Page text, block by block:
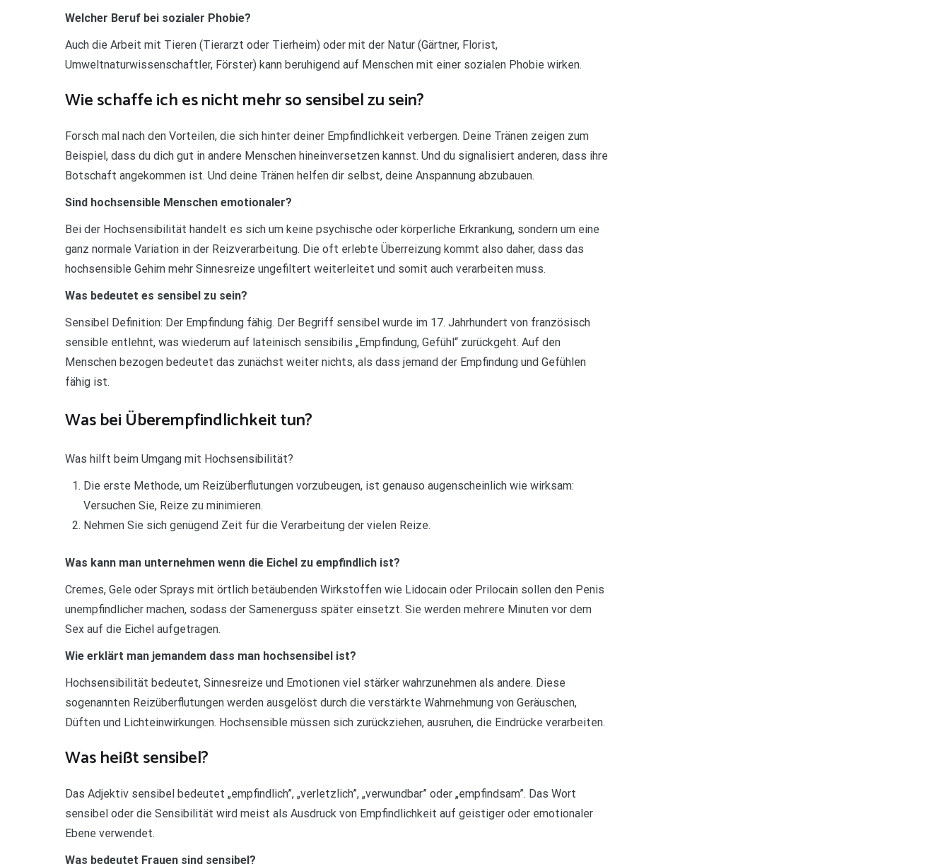
Welcher Beruf bei sozialer Phobie?
Auch die Arbeit mit Tieren (Tierarzt oder Tierheim) oder mit der Natur (Gärtner, Florist,
Umweltnaturwissenschaftler, Förster) kann beruhigend auf Menschen mit einer sozialen Phobie wirken.
Wie schaffe ich es nicht mehr so sensibel zu sein?
Forsch mal nach den Vorteilen, die sich hinter deiner Empfindlichkeit verbergen. Deine Tränen zeigen zum
Beispiel, dass du dich gut in andere Menschen hineinversetzen kannst. Und du signalisiert anderen, dass ihre
Botschaft angekommen ist. Und deine Tränen helfen dir selbst, deine Anspannung abzubauen.
Sind hochsensible Menschen emotionaler?
Bei der Hochsensibilität handelt es sich um keine psychische oder körperliche Erkrankung, sondern um eine
ganz normale Variation in der Reizverarbeitung. Die oft erlebte Überreizung kommt also daher, dass das
hochsensible Gehirn mehr Sinnesreize ungefiltert weiterleitet und somit auch verarbeiten muss.
Was bedeutet es sensibel zu sein?
Sensibel Definition: Der Empfindung fähig. Der Begriff sensibel wurde im 17. Jahrhundert von französisch
sensible entlehnt, was wiederum auf lateinisch sensibilis „Empfindung, Gefühl“ zurückgeht. Auf den
Menschen bezogen bedeutet das zunächst weiter nichts, als dass jemand der Empfindung und Gefühlen
fähig ist.
Was bei Überempfindlichkeit tun?
Was hilft beim Umgang mit Hochsensibilität?
Die erste Methode, um Reizüberflutungen vorzubeugen, ist genauso augenscheinlich wie wirksam:
Versuchen Sie, Reize zu minimieren.
Nehmen Sie sich genügend Zeit für die Verarbeitung der vielen Reize.
Was kann man unternehmen wenn die Eichel zu empfindlich ist?
Cremes, Gele oder Sprays mit örtlich betäubenden Wirkstoffen wie Lidocain oder Prilocain sollen den Penis
unempfindlicher machen, sodass der Samenerguss später einsetzt. Sie werden mehrere Minuten vor dem
Sex auf die Eichel aufgetragen.
Wie erklärt man jemandem dass man hochsensibel ist?
Hochsensibilität bedeutet, Sinnesreize und Emotionen viel stärker wahrzunehmen als andere. Diese
sogenannten Reizüberflutungen werden ausgelöst durch die verstärkte Wahrnehmung von Geräuschen,
Düften und Lichteinwirkungen. Hochsensible müssen sich zurückziehen, ausruhen, die Eindrücke verarbeiten.
Was heißt sensibel?
Das Adjektiv sensibel bedeutet „empfindlich”, „verletzlich”, „verwundbar” oder „empfindsam”. Das Wort
sensibel oder die Sensibilität wird meist als Ausdruck von Empfindlichkeit auf geistiger oder emotionaler
Ebene verwendet.
Was bedeutet Frauen sind sensibel?